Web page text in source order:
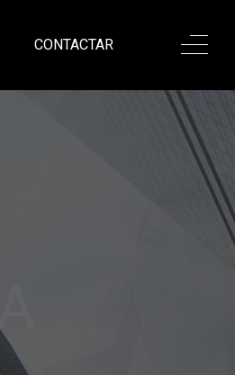
CONTACTAR